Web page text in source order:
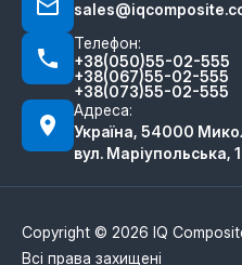
Телефон:
+38(050)55-02-555
+38(067)55-02-555
+38(073)55-02-555
Адреса:
Україна, 54000
вул. Маріупольська,
Copyright © 2026 IQ
Всі права захищені